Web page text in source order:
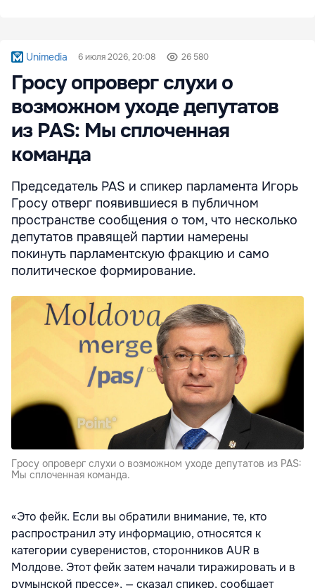
Unimedia 6 июля 2026, 20:08 26 580
Гросу опроверг слухи о
возможном уходе депутатов
из PAS: Мы сплоченная
команда
Председатель PAS и спикер парламента Игорь
Гросу отверг появившиеся в публичном
пространстве сообщения о том, что несколько
депутатов правящей партии намерены
покинуть парламентскую фракцию и само
политическое формирование.
Гросу опроверг слухи о возможном уходе депутатов из PAS:
Мы сплоченная команда.
«Это фейк. Если вы обратили внимание, те, кто
распространил эту информацию, относятся к
категории суверенистов, сторонников AUR в
Молдове. Этот фейк затем начали тиражировать и в
румынской прессе», — сказал спикер, сообщает